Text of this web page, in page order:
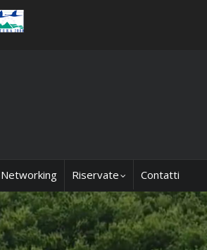
Networking Riservate Contatti